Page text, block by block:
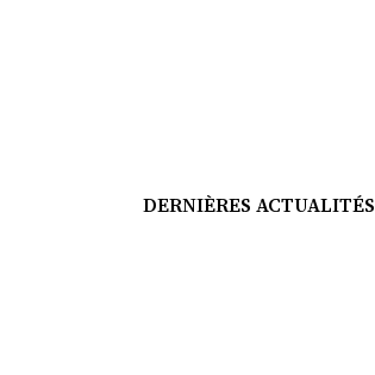
DERNIÈRES ACTUALITÉS